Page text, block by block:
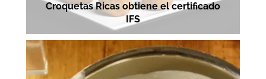
Croquetas Ricas obtiene el certificado
IFS